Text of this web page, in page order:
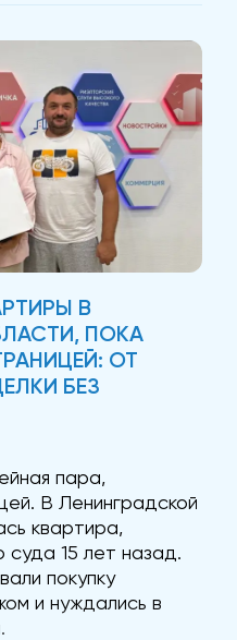
сложно привлечь
В
ПОКА
ОТ
БЕЗ
пара,
В Ленинградской
квартира,
15 лет назад.
покупку
и нуждались в